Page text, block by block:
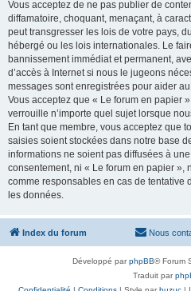
Vous acceptez de ne pas publier de
diffamatoire, choquant, menaçant, à
peut transgresser les lois de votre pays,
hébergé ou les lois internationales. Le
bannissement immédiat et permanent,
d’accès à Internet si nous le jugeons
messages sont enregistrées pour aider
Vous acceptez que « Le forum en papier
verrouille n’importe quel sujet lorsque
En tant que membre, vous acceptez que
saisies soient stockées dans notre base
informations ne soient pas diffusées à
consentement, ni « Le forum en papier »,
comme responsables en cas de tentative
les données.
Index du forum Nous
Développé parphpBB® Forum
Traduit par